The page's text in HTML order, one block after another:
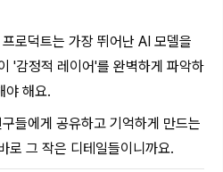
로덕트는 가장 뛰어난 AI 모델을
'감정적 레이어'를 완벽하게 파악하
야 해요.
들에게 공유하고 기억하게 만드는
로 그 작은 디테일들이니까요.